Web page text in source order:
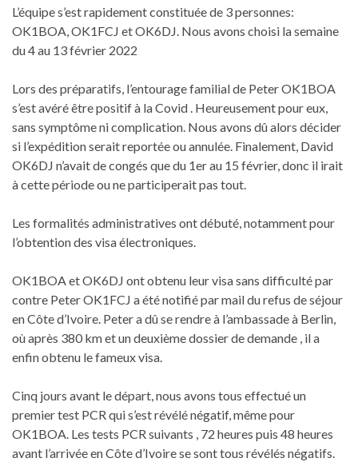
L’équipe s’est rapidement constituée de 3 personnes:
OK1BOA, OK1FCJ et OK6DJ. Nous avons choisi la semaine
du 4 au 13 février 2022
Lors des préparatifs, l’entourage familial de Peter OK1BOA
s’est avéré être positif à la Covid . Heureusement pour eux,
sans symptôme ni complication. Nous avons dû alors décider
si l’expédition serait reportée ou annulée. Finalement, David
OK6DJ n’avait de congés que du 1er au 15 février, donc il irait
à cette période ou ne participerait pas tout.
Les formalités administratives ont débuté, notamment pour
l’obtention des visa électroniques.
OK1BOA et OK6DJ ont obtenu leur visa sans difficulté par
contre Peter OK1FCJ a été notifié par mail du refus de séjour
en Côte d’Ivoire. Peter a dû se rendre à l’ambassade à Berlin,
où après 380 km et un deuxième dossier de demande , il a
enfin obtenu le fameux visa.
Cinq jours avant le départ, nous avons tous effectué un
premier test PCR qui s’est révélé négatif, même pour
OK1BOA. Les tests PCR suivants , 72 heures puis 48 heures
avant l’arrivée en Côte d’Ivoire se sont tous révélés négatifs.